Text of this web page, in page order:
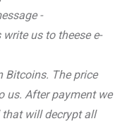
-
us to theese e-
Bitcoins. The price
us. After payment we
will decrypt all